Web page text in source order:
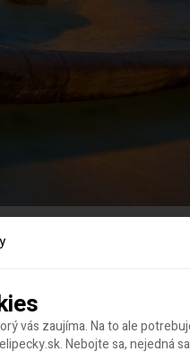
vás zaujíma. Na to ale
Nebojte sa, nejedná